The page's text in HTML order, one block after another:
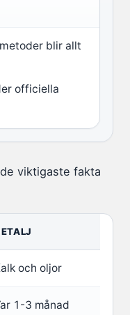
blir allt
officiella
viktigaste fakta
och oljor
1-3 månad